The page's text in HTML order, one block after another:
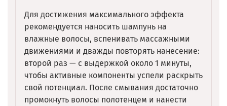
Для достижения максимального эффекта
рекомендуется наносить шампунь на
влажные волосы, вспенивать массажными
движениями и дважды повторять нанесение:
второй раз — с выдержкой около 1 минуты,
чтобы активные компоненты успели раскрыть
свой потенциал. После смывания достаточно
промокнуть волосы полотенцем и нанести